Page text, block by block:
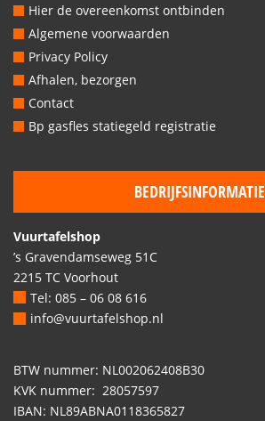
Hier de overeenkomst ontbinden
Algemene voorwaarden
Privacy Policy
Afhalen, bezorgen
Contact
Bp gasfles statiegeld registratie
BEDRIJFSINFORMATIE
Vuurtafelshop
’s Gravendamseweg 51C
2215 TC Voorhout
Tel: 085 – 06 08 616
info@vuurtafelshop.nl
BTW nummer: NL002062408B30
KVK nummer: 28057597
IBAN: NL89ABNA0118365827